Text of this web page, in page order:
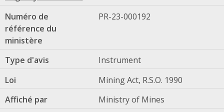
Numéro de
référence du
ministère
PR-23-000192
Type d'avis
Instrument
Loi
Mining Act, R.S.O. 1990
Affiché par
Ministry of Mines